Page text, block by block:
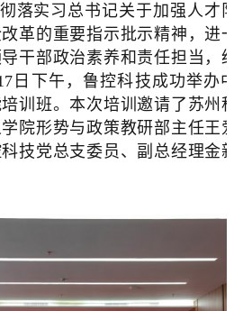
落实习总书记关于加强人才队
革的重要指示批示精神，进一
干部政治素养和责任担当，经
日下午，鲁控科技成功举办中
训班。本次培训邀请了苏州科
院形势与政策教研部主任王爱
技党总支委员、副总经理金新